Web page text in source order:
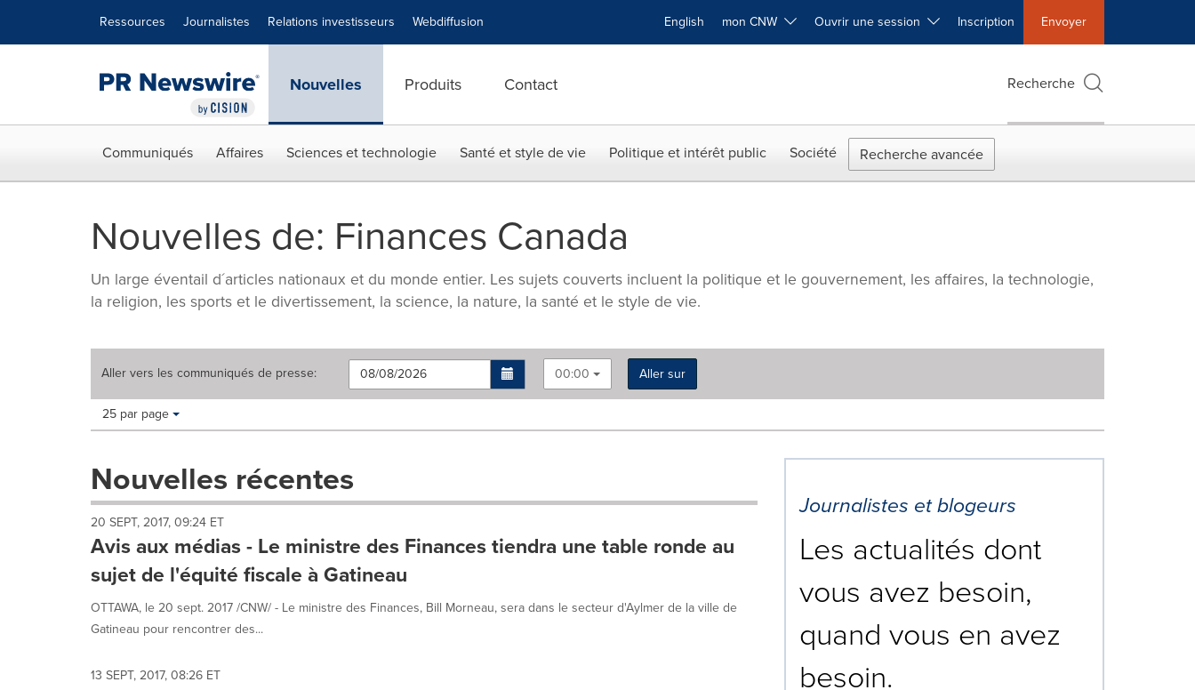
Ressources Journalistes Relations investisseurs Webdiffusion English mon CNW Ouvrir une session Inscription Envoyer
Nouvelles Produits Contact Recherche
Communiqués Affaires Sciences et technologie Santé et style de vie Politique et intérêt public Société Recherche avancée
Nouvelles de: Finances Canada
Un large éventail d´articles nationaux et du monde entier. Les sujets couverts incluent la politique et le gouvernement, les affaires, la technologie,
la religion, les sports et le divertissement, la science, la nature, la santé et le style de vie.
Aller vers les communiqués de presse: 00:00
Aller sur
Making
these
dropdown
cause
content
this
page
change.
listings
Items per page:
25 par page
Nouvelles récentes
20 SEPT, 2017, 09:24 ET
Avis aux médias - Le ministre des Finances tiendra une table ronde au
sujet de l'équité fiscale à Gatineau
OTTAWA, le 20 sept. 2017 /CNW/ - Le ministre des Finances, Bill Morneau, sera dans le secteur d'Aylmer de la ville de
Gatineau pour rencontrer des...
13 SEPT, 2017, 08:26 ET
Journalistes et blogeurs
Les actualités dont
vous avez besoin,
quand vous en avez
besoin.